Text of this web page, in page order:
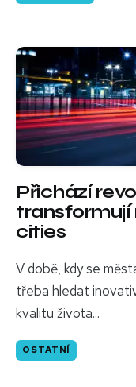
Přichází
cities
V době, kdy se
třeba hledat
kvalitu života...
OSTATNÍ